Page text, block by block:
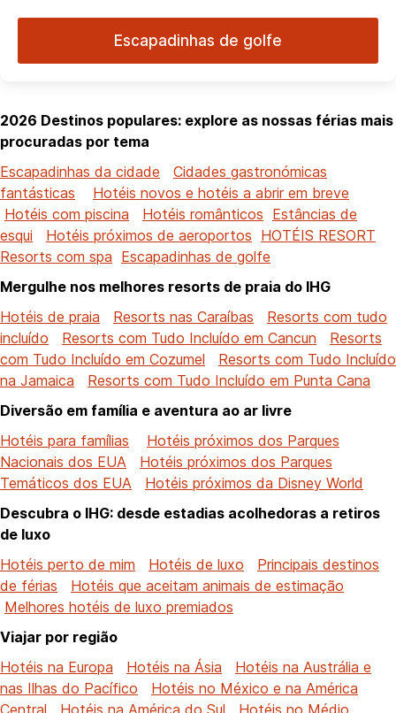
Escapadinhas de golfe
2026 Destinos populares: explore as nossas férias mais
procuradas por tema
Escapadinhas da cidade
Cidades gastronómicas
fantásticas
Hotéis novos e hotéis a abrir em breve
Hotéis com piscina
Hotéis românticos Estâncias de
esqui
Hotéis próximos de aeroportos HOTÉIS RESORT
Resorts com spa Escapadinhas de golfe
Mergulhe nos melhores resorts de praia do IHG
Hotéis de praia
Resorts nas Caraíbas
Resorts com tudo
incluído
Resorts com Tudo Incluído em Cancun
Resorts
com Tudo Incluído em Cozumel
Resorts com Tudo Incluído
na Jamaica
Resorts com Tudo Incluído em Punta Cana
Diversão em família e aventura ao ar livre
Hotéis para famílias
Hotéis próximos dos Parques
Nacionais dos EUA
Hotéis próximos dos Parques
Temáticos dos EUA
Hotéis próximos da Disney World
Descubra o IHG: desde estadias acolhedoras a retiros
de luxo
Hotéis perto de mim
Hotéis de luxo
Principais destinos
de férias
Hotéis que aceitam animais de estimação
Melhores hotéis de luxo premiados
Viajar por região
Hotéis na Europa
Hotéis na Ásia
Hotéis na Austrália e
nas Ilhas do Pacífico
Hotéis no México e na América
Central
Hotéis na América do Sul
Hotéis no Médio